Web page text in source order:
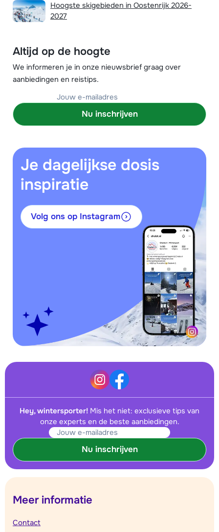
Hoogste skigebieden in Oostenrijk 2026-
2027
Altijd op de hoogte
We informeren je in onze nieuwsbrief graag over
aanbiedingen en reistips.
Nu inschrijven
Je dagelijkse dosis
inspiratie
Volg ons op Instagram
Hey, wintersporter! Mis het niet: exclusieve tips van
onze experts en de beste aanbiedingen.
Nu inschrijven
Meer informatie
Contact